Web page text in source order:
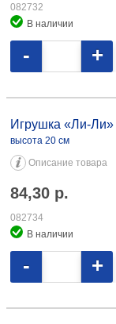
082732
В наличии
- +
Игрушка «Ли-Ли»
высота 20 см
Описание товара
84,30 р.
082734
В наличии
- +